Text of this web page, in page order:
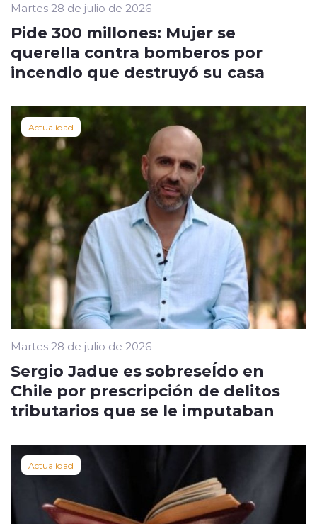
Martes 28 de julio de 2026
Pide 300 millones: Mujer se
querella contra bomberos por
incendio que destruyó su casa
Actualidad
Martes 28 de julio de 2026
Sergio Jadue es sobreseÍdo en
Chile por prescripción de delitos
tributarios que se le imputaban
Actualidad